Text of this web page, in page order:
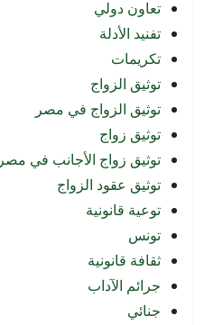
تعاون دولي
تفنيد الأدلة
تكريمات
توثيق الزواج
توثيق الزواج في مصر
توثيق زواج
توثيق زواج الأجانب في مصر
توثيق عقود الزواج
توعية قانونية
تونس
ثقافة قانونية
جرائم الآداب
جنائي